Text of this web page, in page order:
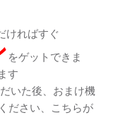
ければすぐ
をゲットできま
す
いた後、おまけ機
ださい、こちらが